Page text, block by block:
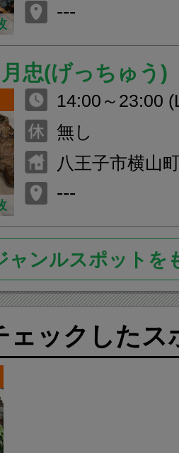
---
忠(げっちゅう)
14:00～23:00
無し
八王子市横山
---
ャンルスポットを
ェックしたス